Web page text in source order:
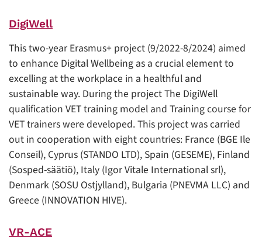
DigiWell
This two-year Erasmus+ project (9/2022-8/2024) aimed
to enhance Digital Wellbeing as a crucial element to
excelling at the workplace in a healthful and
sustainable way. During the project The DigiWell
qualification VET training model and Training course for
VET trainers were developed. This project was carried
out in cooperation with eight countries: France (BGE Ile
Conseil), Cyprus (STANDO LTD), Spain (GESEME), Finland
(Sosped-säätiö), Italy (Igor Vitale International srl),
Denmark (SOSU Ostjylland), Bulgaria (PNEVMA LLC) and
Greece (INNOVATION HIVE).
VR-ACE